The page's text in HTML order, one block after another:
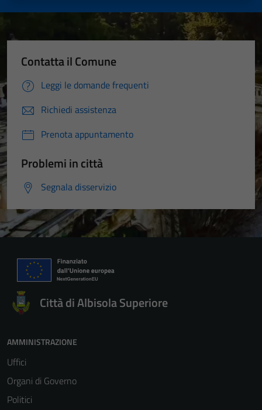
Contatta il Comune
Leggi le domande frequenti
Richiedi assistenza
Prenota appuntamento
Problemi in città
Segnala disservizio
Città di Albisola Superiore
AMMINISTRAZIONE
Uffici
Organi di Governo
Politici